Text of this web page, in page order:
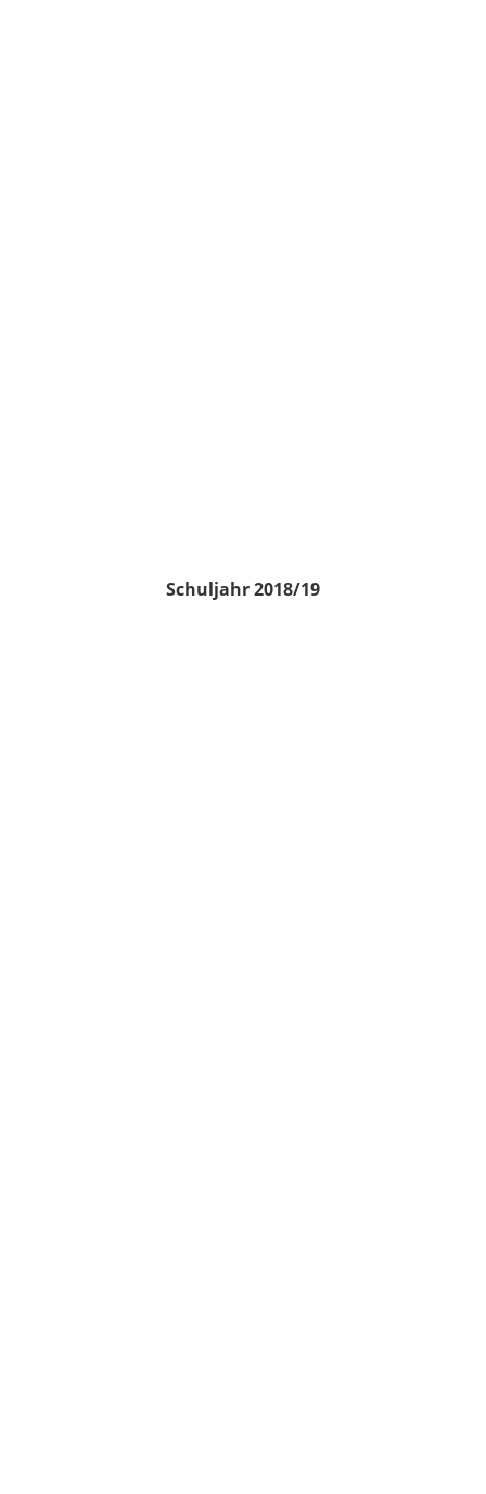
Schuljahr 2018/19